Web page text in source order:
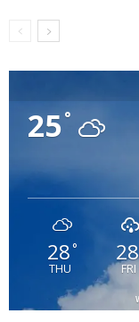
25°
28°
THU
28
FRI